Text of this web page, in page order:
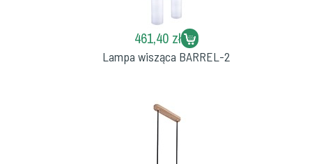
461,40 zł
Lampa wisząca BARREL-2